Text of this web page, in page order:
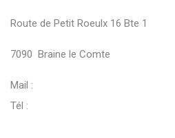
Route de Petit Roeulx 16 Bte 1
7090 Braine le Comte
Mail :
Tél :